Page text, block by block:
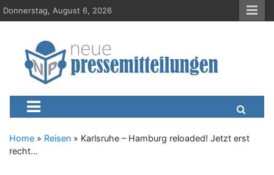
S
k
Donnerstag, August 6, 2026
Neue-
Presseportal, Nachrichten, News, Meldungen, Wirtschaft
Home » Reisen » Karlsruhe – Hamburg reloaded! Jetzt erst
recht…